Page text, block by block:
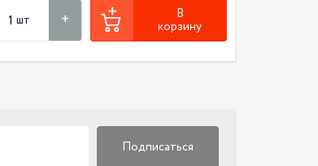
шт
В
корзину
Подписаться